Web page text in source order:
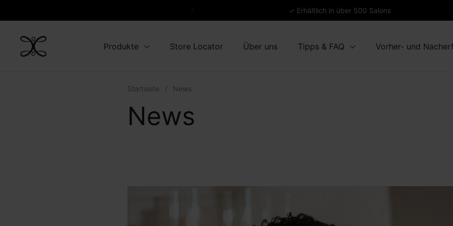
✓ Erhältlich in über 500 Salons
Produkte Store Locator Über uns Tipps & FAQ Vorher- und
Startseite / News
News